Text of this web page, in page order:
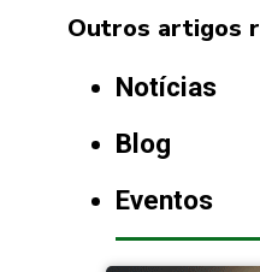
Outros artigos
Notícias
Blog
Eventos